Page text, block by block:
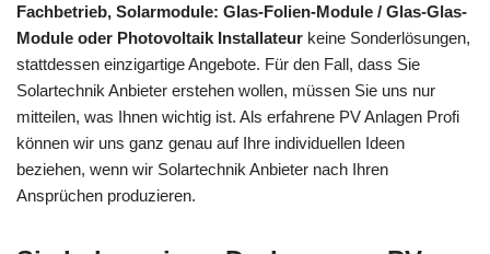
Fachbetrieb, Solarmodule: Glas-Folien-Module / Glas-Glas-
Module oder Photovoltaik Installateur keine Sonderlösungen,
stattdessen einzigartige Angebote. Für den Fall, dass Sie
Solartechnik Anbieter erstehen wollen, müssen Sie uns nur
mitteilen, was Ihnen wichtig ist. Als erfahrene PV Anlagen Profi
können wir uns ganz genau auf Ihre individuellen Ideen
beziehen, wenn wir Solartechnik Anbieter nach Ihren
Ansprüchen produzieren.